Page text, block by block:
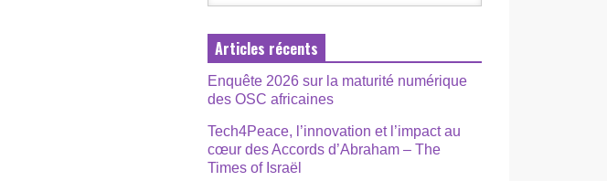
Articles récents
Enquête 2026 sur la maturité numérique
des OSC africaines
Tech4Peace, l’innovation et l’impact au
cœur des Accords d’Abraham – The
Times of Israël